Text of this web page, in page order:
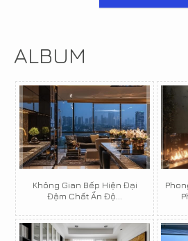
ALBUM
Không Gian Bếp Hiện Đại
Đậm Chất Ấn Độ...